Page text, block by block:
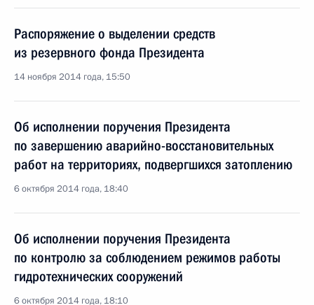
Распоряжение о выделении средств
из резервного фонда Президента
14 ноября 2014 года, 15:50
Об исполнении поручения Президента
по завершению аварийно-восстановительных
работ на территориях, подвергшихся затоплению
6 октября 2014 года, 18:40
Об исполнении поручения Президента
по контролю за соблюдением режимов работы
гидротехнических сооружений
6 октября 2014 года, 18:10